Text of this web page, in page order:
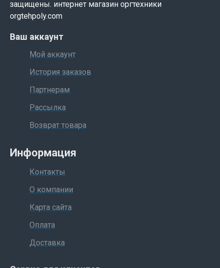
защищены. интернет магазин оргтехники
orgtehpoly.com
Ваш аккаунт
Мой аккаунт
История заказов
Партнерам
Рассылка
Возврат товара
Информация
Контакты
О компании
Карта сайта
Оплата
Доставка